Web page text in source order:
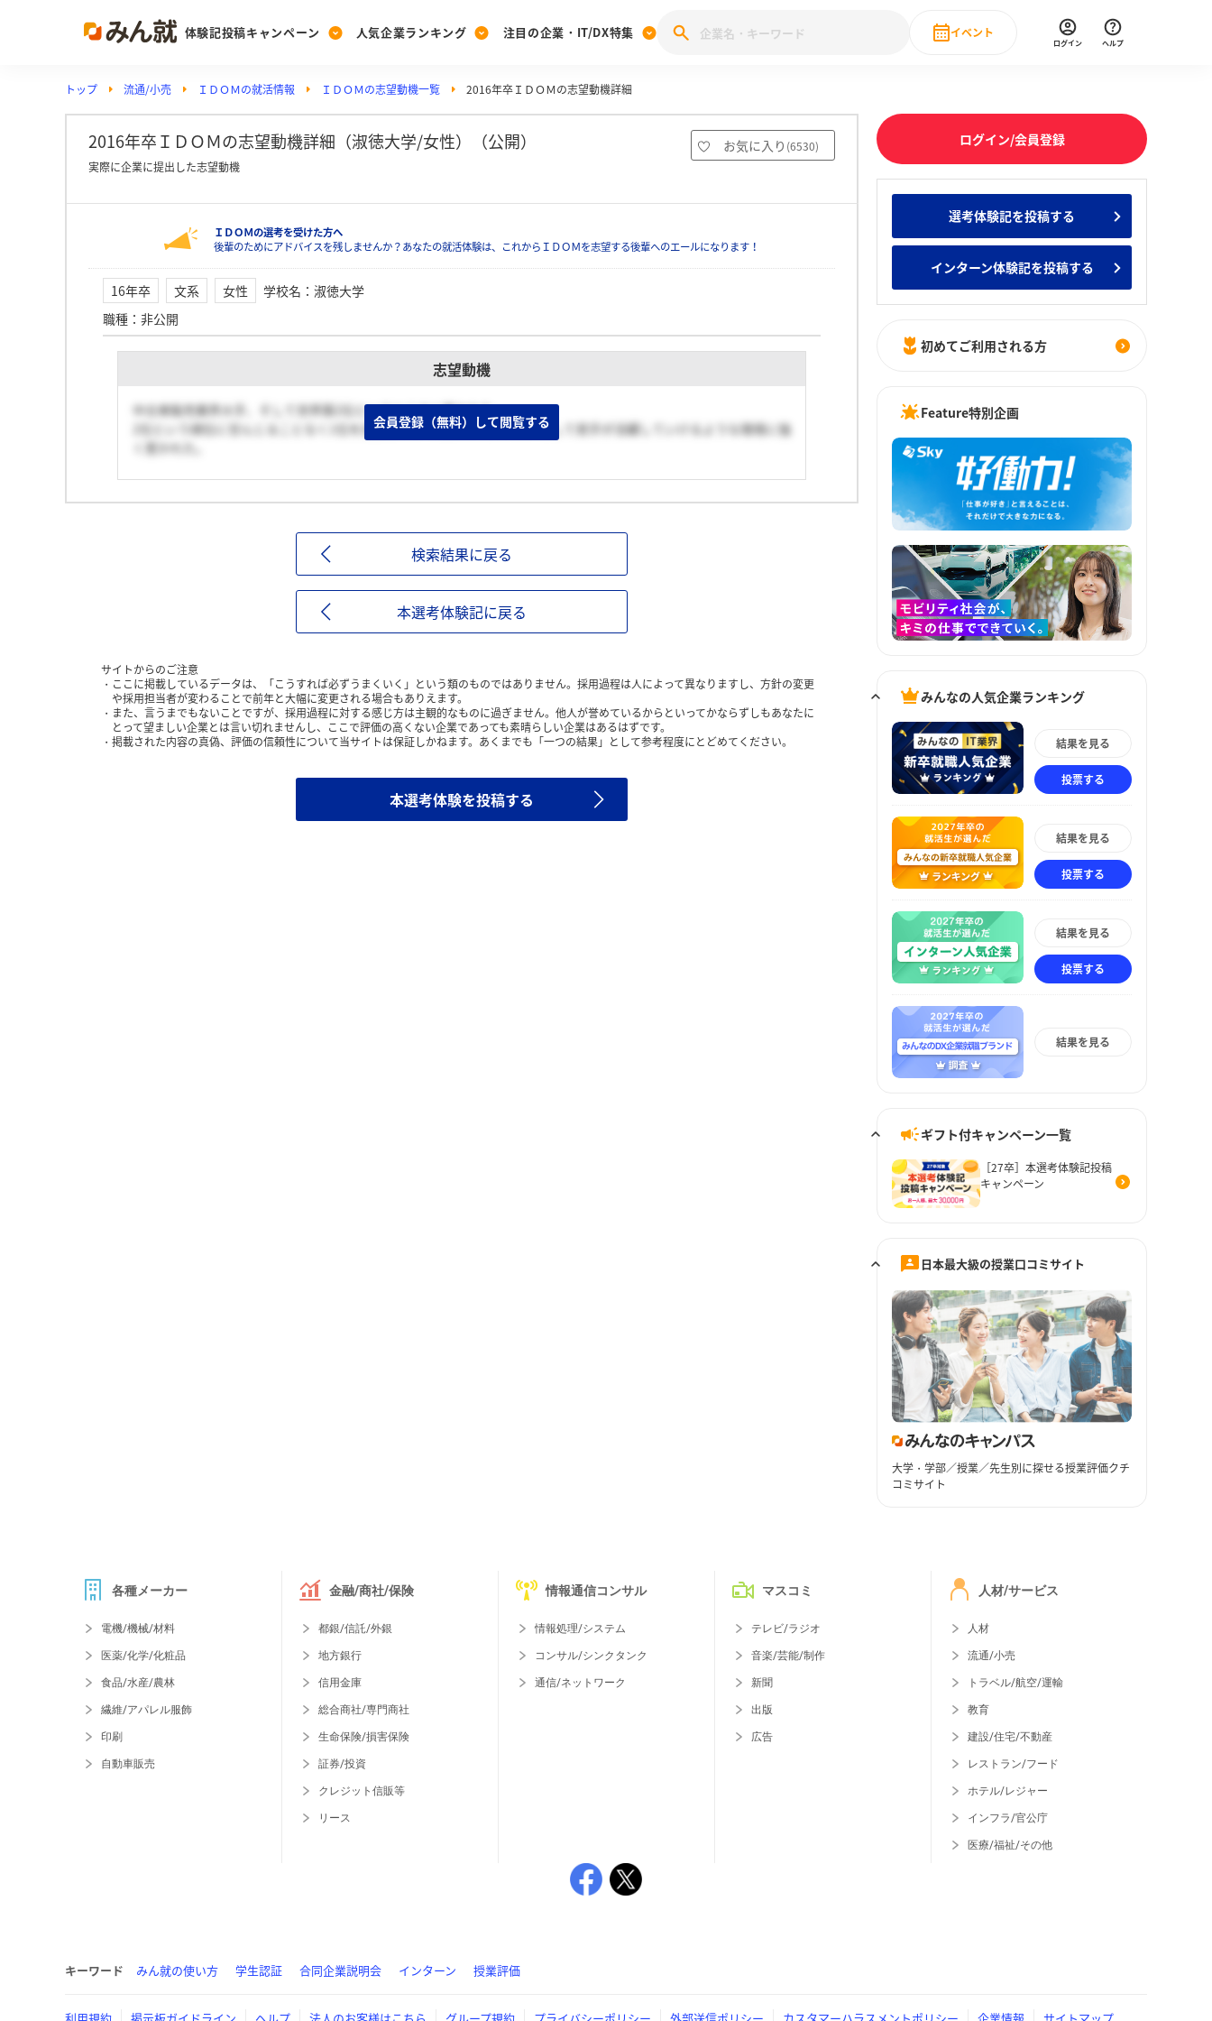
体験記投稿キャンペーン
Post
投稿する
[27卒] 本選考体験記投稿キャンペーン
人気企業ランキング
Ranking
ランキングを見る
みんなのDX企業就職ブランド調査
Vote
投票する
みんなの新卒就職人気企業ランキング みんなのインターン人気企業ランキ
注目の企業・IT/DX特集
PickUp
注目の企業特集
28卒 IT・DX現場社員インタビュー
イベント
直近のイベント一覧
ログイン ヘルプ
トップ 流通/小売 ＩＤＯＭの就活情報 ＩＤＯＭの志望動機一覧 2016年卒ＩＤＯＭの志望動機詳細
2016年卒ＩＤＯＭの志望動機詳細（淑徳大学/女性）（公開） お気に入り (6530)
実際に企業に提出した志望動機
ＩＤＯＭの選考を受けた方へ
後輩のためにアドバイスを残しませんか？あなたの就活体験は、これからＩＤＯＭを志望する後輩へのエールになります！
16年卒 文系 女性 学校名 ： 淑徳大学
職種 ： 非公開
志望動機
中古車販売業界大手、そして世界第2位というところに惹かれた。
2位という順位に甘んじることなく1位を目指していく攻めのスタンス、そして若手が活躍していけるような環境に強
く惹かれた。
会員登録（無料）して閲覧する
検索結果に戻る
本選考体験記に戻る
サイトからのご注意
ここに掲載しているデータは、「こうすれば必ずうまくいく」という類のものではありません。採用過程は人によって異なりますし、方針の変更
や採用担当者が変わることで前年と大幅に変更される場合もありえます。
また、言うまでもないことですが、採用過程に対する感じ方は主観的なものに過ぎません。他人が誉めているからといってかならずしもあなたに
とって望ましい企業とは言い切れませんし、ここで評価の高くない企業であっても素晴らしい企業はあるはずです。
掲載された内容の真偽、評価の信頼性について当サイトは保証しかねます。あくまでも「一つの結果」として参考程度にとどめてください。
本選考体験を投稿する
ログイン/会員登録
選考体験記を投稿する
インターン体験記を投稿する
初めてご利用される方
Feature特別企画
みんなの人気企業ランキング
結果を見る
投票する
結果を見る
投票する
結果を見る
投票する
結果を見る
ギフト付キャンペーン一覧
［27卒］本選考体験記投稿
キャンペーン
日本最大級の授業口コミサイト
大学・学部／授業／先生別に探せる授業評価クチ
コミサイト
各種メーカー
電機/機械/材料
医薬/化学/化粧品
食品/水産/農林
繊維/アパレル服飾
印刷
自動車販売
金融/商社/保険
都銀/信託/外銀
地方銀行
信用金庫
総合商社/専門商社
生命保険/損害保険
証券/投資
クレジット信販等
リース
情報通信コンサル
情報処理/システム
コンサル/シンクタンク
通信/ネットワーク
マスコミ
テレビ/ラジオ
音楽/芸能/制作
新聞
出版
広告
人材/サービス
人材
流通/小売
トラベル/航空/運輸
教育
建設/住宅/不動産
レストラン/フード
ホテル/レジャー
インフラ/官公庁
医療/福祉/その他
キーワード みん就の使い方 学生認証 合同企業説明会 インターン 授業評価